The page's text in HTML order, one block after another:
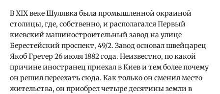
В XIX веке Шулявка была промышленной окраиной
столицы, где, собственно, и располагался Первый
киевский машиностроительный завод на улице
Берестейский проспект, 49/2. Завод основал швейцарец
Якоб Гретер 26 июля 1882 года. Неизвестно, по какой
причине иностранец приехал в Киев и тем более почему
он решил переехать сюда. Как только он сменил место
жительства, он приобрел четыре десятины земли в